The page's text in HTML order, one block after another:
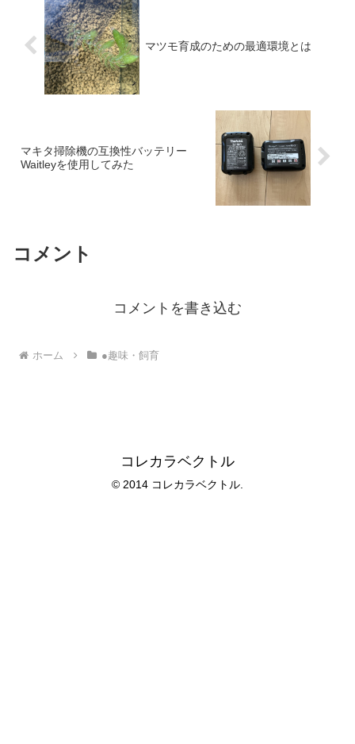
マツモ育成のための最適環境とは
マキタ掃除機の互換性バッテリー
Waitleyを使用してみた
コメント
コメントを書き込む
ホーム ●趣味・飼育
コレカラベクトル
© 2014 コレカラベクトル.